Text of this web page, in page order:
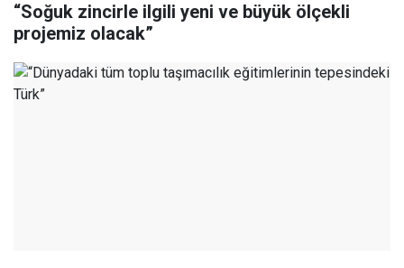
“Soğuk zincirle ilgili yeni ve büyük ölçekli
projemiz olacak”